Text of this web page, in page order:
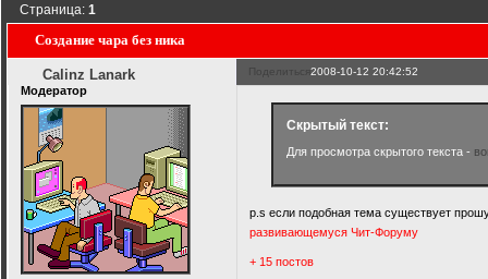
Создание чара без ника
Страница:1
Поделиться2008-10-12 20:42:52
Calinz Lanark
Модератор
Скрытый текст:
Для просмотра скрытого текста -
p.s если подобная тема существует
развивающемуся Чит-Форуму
+ 15 постов